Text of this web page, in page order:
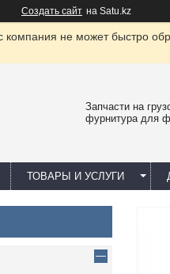
Создать сайт на Satu.kz
компания не может быстро
Запчасти на
фурнитура для
ТОВАРЫ И УСЛУГИ